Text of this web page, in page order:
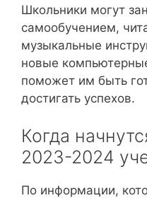
Школьники могут
самообучением,
музыкальные
новые
поможет им быть
достигать успехов.
Когда
2023-2024
По информации,